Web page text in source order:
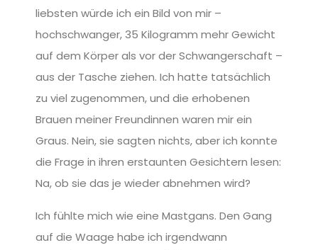
liebsten würde ich ein Bild von mir –
hochschwanger, 35 Kilogramm mehr Gewicht
auf dem Körper als vor der Schwangerschaft –
aus der Tasche ziehen. Ich hatte tatsächlich
zu viel zugenommen, und die erhobenen
Brauen meiner Freundinnen waren mir ein
Graus. Nein, sie sagten nichts, aber ich konnte
die Frage in ihren erstaunten Gesichtern lesen:
Na, ob sie das je wieder abnehmen wird?
Ich fühlte mich wie eine Mastgans. Den Gang
auf die Waage habe ich irgendwann